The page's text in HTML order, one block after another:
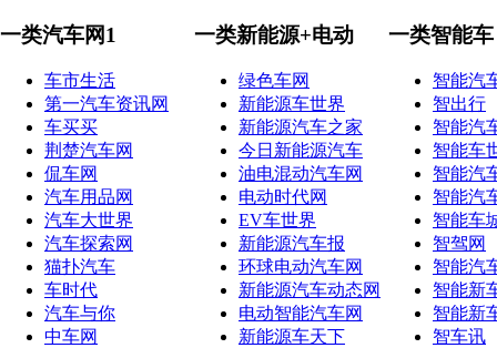
一类汽车网1
车市生活
第一汽车资讯网
车买买
荆楚汽车网
侃车网
汽车用品网
汽车大世界
汽车探索网
猫扑汽车
车时代
汽车与你
中车网
一类新能源+电动
绿色车网
新能源车世界
新能源汽车之家
今日新能源汽车
油电混动汽车网
电动时代网
EV车世界
新能源汽车报
环球电动汽车网
新能源汽车动态网
电动智能汽车网
新能源车天下
一类智能车
智能汽
智出行
智能汽
智能车
智能汽
智能汽
智能车
智驾网
智能汽
智能新
智能新
智车讯